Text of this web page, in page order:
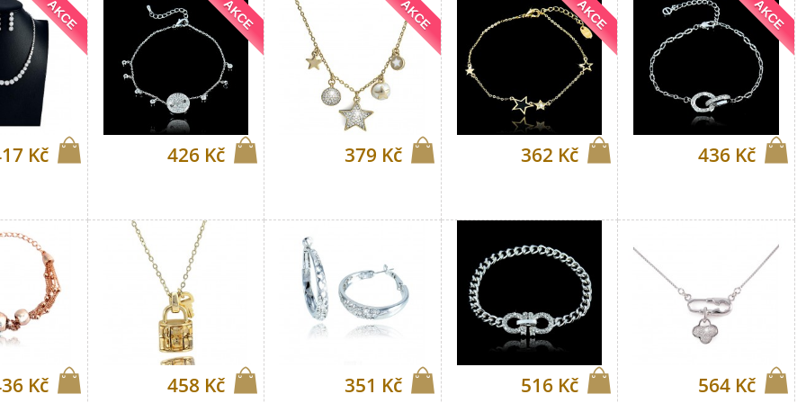
Kč
AKCE
426 Kč
AKCE
379 Kč
AKCE
362 Kč
AKCE
436 Kč
AKCE
Kč 458 Kč 351 Kč 516 Kč 564 Kč